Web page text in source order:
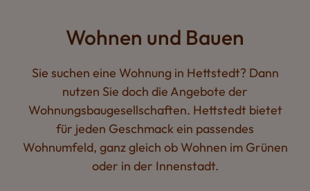
Wohnen und Bauen
Sie suchen eine Wohnung in Hettstedt? Dann
nutzen Sie doch die Angebote der
Wohnungsbaugesellschaften. Hettstedt bietet
für jeden Geschmack ein passendes
Wohnumfeld, ganz gleich ob Wohnen im Grünen
oder in der Innenstadt.